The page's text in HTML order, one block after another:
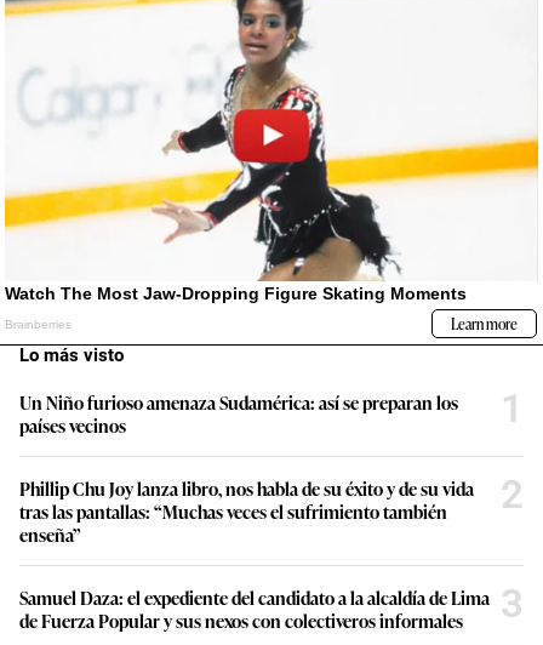
Lo más visto
Un Niño furioso amenaza Sudamérica: así se preparan los
países vecinos
1
Phillip Chu Joy lanza libro, nos habla de su éxito y de su vida
tras las pantallas: “Muchas veces el sufrimiento también
enseña”
2
Samuel Daza: el expediente del candidato a la alcaldía de Lima
de Fuerza Popular y sus nexos con colectiveros informales
3